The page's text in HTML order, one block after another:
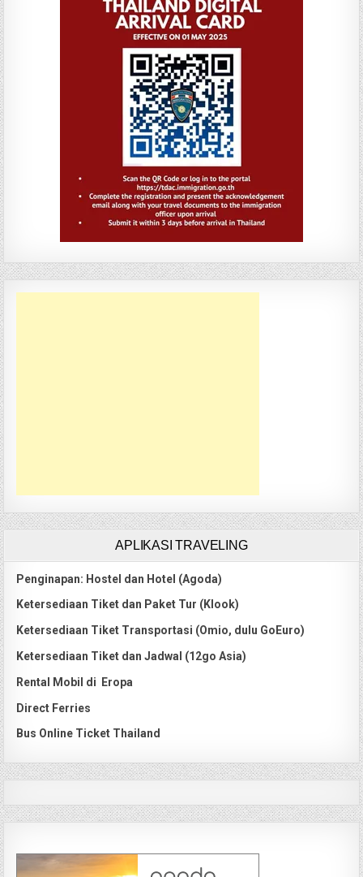
APLIKASI TRAVELING
Penginapan: Hostel dan Hotel (Agoda)
Ketersediaan Tiket dan Paket Tur (Klook)
Ketersediaan Tiket Transportasi (Omio, dulu GoEuro)
Ketersediaan Tiket dan Jadwal (12go Asia)
Rental Mobil di Eropa
Direct Ferries
Bus Online Ticket Thailand